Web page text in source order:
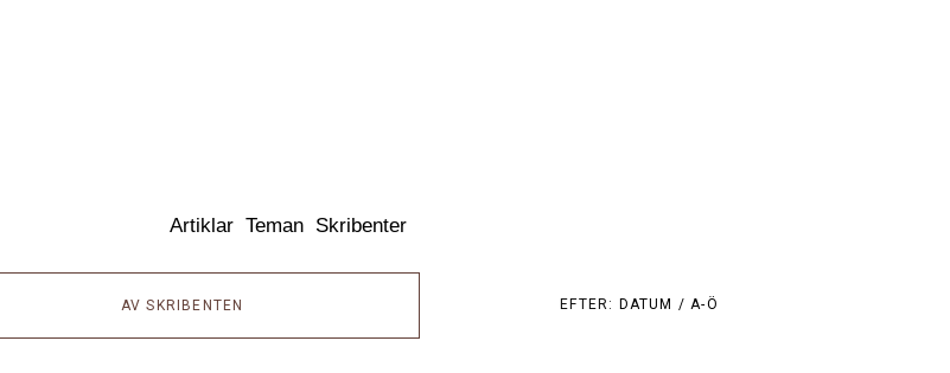
Artiklar Teman Skribenter
AV SKRIBENTEN EFTER: DATUM / A-Ö